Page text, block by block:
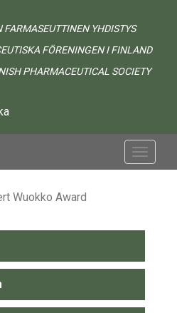
FARMASEUTTINEN YHDISTYS
FÖRENINGEN I FINLAND
PHARMACEUTICAL SOCIETY
Toggle
Wuokko Award